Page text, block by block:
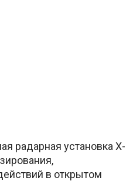
радарная установка X-
в открытом